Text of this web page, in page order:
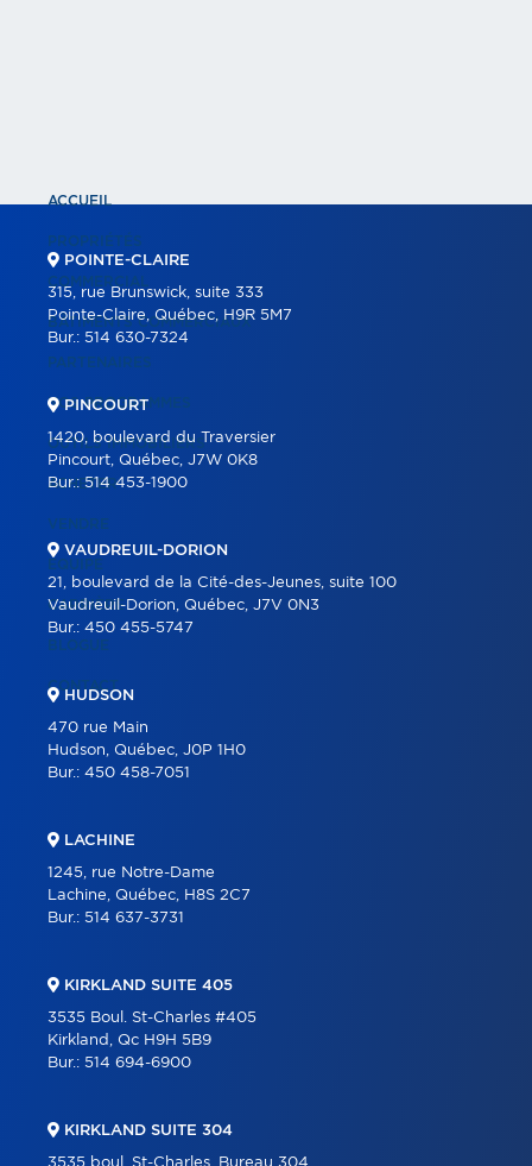
ACCUEIL
PROPRIÉTÉS
COMMERCIAL
BÂTIMENTS COMMERCIAUX
PARTENAIRES
NOS PROGRAMMES
OUTILS IMMOBILIERS
ACHETER
VENDRE
ÉQUIPE
CARRIÈRE
BLOGUE
CONTACT
POINTE-CLAIRE
315, rue Brunswick, suite 333
Pointe-Claire, Québec, H9R 5M7
Bur.: 514 630-7324
PINCOURT
1420, boulevard du Traversier
Pincourt, Québec, J7W 0K8
Bur.:514 453-1900
VAUDREUIL-DORION
21, boulevard de la Cité-des-Jeunes, suite 100
Vaudreuil-Dorion, Québec, J7V 0N3
Bur.: 450 455-5747
HUDSON
470 rue Main
Hudson, Québec, J0P 1H0
Bur.: 450 458-7051
LACHINE
1245, rue Notre-Dame
Lachine, Québec, H8S 2C7
Bur.: 514 637-3731
KIRKLAND SUITE 405
3535 Boul. St-Charles #405
Kirkland, Qc H9H 5B9
Bur.: 514 694-6900
KIRKLAND SUITE 304
3535 boul. St-Charles, Bureau 304